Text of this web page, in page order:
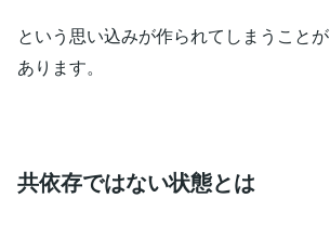
という思い込みが作られてしまうことが
あります。
共依存ではない状態とは